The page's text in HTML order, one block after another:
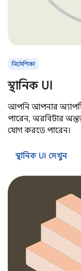
নির্দেশিকা
স্থানিক UI
আপনি আপনার
পারেন, অরবিটার
যোগ করতে পারেন।
স্থানিক UI দেখুন